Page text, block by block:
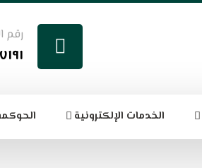
رقم
الخدمات الإلكترونية